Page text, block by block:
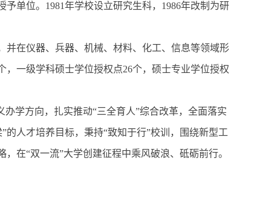
单位。1981年学校设立研究生科，1986年改制为研
在仪器、兵器、机械、材料、化工、信息等领域形
一级学科硕士学位授权点26个，硕士专业学位授权
学方向，扎实推动“三全育人”综合改革，全面落实
人才培养目标，秉持“致知于行”校训，围绕新型工
在“双一流”大学创建征程中乘风破浪、砥砺前行。